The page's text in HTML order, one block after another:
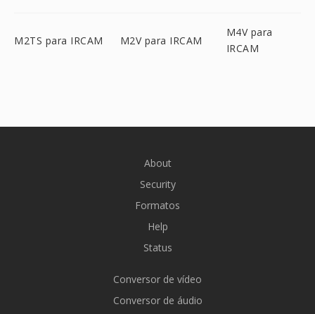
M2TS para IRCAM M2V para IRCAM
M4V para
IRCAM
About
Security
Formatos
Help
Status
Conversor de vídeo
Conversor de áudio